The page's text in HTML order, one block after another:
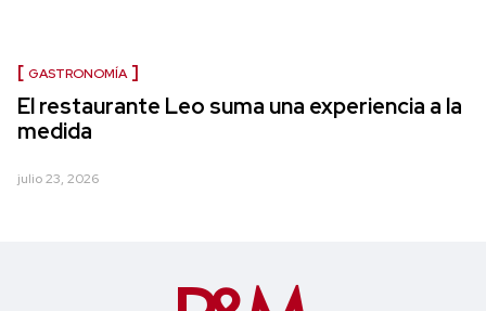
GASTRONOMÍA
El restaurante Leo suma una experiencia a la
medida
julio 23, 2026